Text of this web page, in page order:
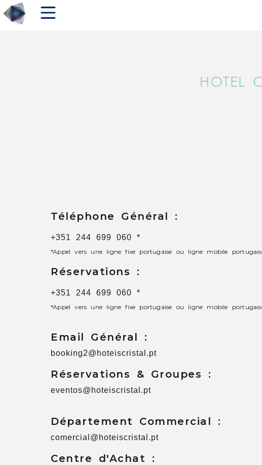
HOTEL
Téléphone Général :
+351 244 699 060 *
*Appel vers une ligne fixe portugaise ou ligne mobile
Réservations :
+351 244 699 060 *
*Appel vers une ligne fixe portugaise ou ligne mobile
Email Général :
booking2@hoteiscristal.pt
Réservations & Groupes :
eventos@hoteiscristal.pt
Département Commercial :
comercial@hoteiscristal.pt
Centre d'Achat :